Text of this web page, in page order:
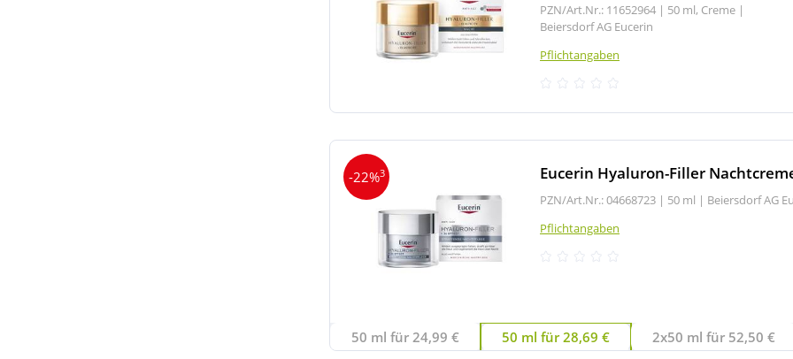
PZN/Art.Nr.: 11652964 | 50 ml, Creme |
Beiersdorf AG Eucerin
Pflichtangaben
-22%3 Eucerin Hyaluron-Filler
PZN/Art.Nr.: 04668723 | 50 ml | Beiersdorf AG
Pflichtangaben
50 ml für 24,99 € 50 ml für 28,69 € 2x50 ml für 52,50 €